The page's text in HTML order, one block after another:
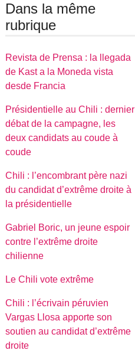
Dans la même
rubrique
Revista de Prensa : la llegada
de Kast a la Moneda vista
desde Francia
Présidentielle au Chili : dernier
débat de la campagne, les
deux candidats au coude à
coude
Chili : l’encombrant père nazi
du candidat d’extrême droite à
la présidentielle
Gabriel Boric, un jeune espoir
contre l’extrême droite
chilienne
Le Chili vote extrême
Chili : l’écrivain péruvien
Vargas Llosa apporte son
soutien au candidat d’extrême
droite